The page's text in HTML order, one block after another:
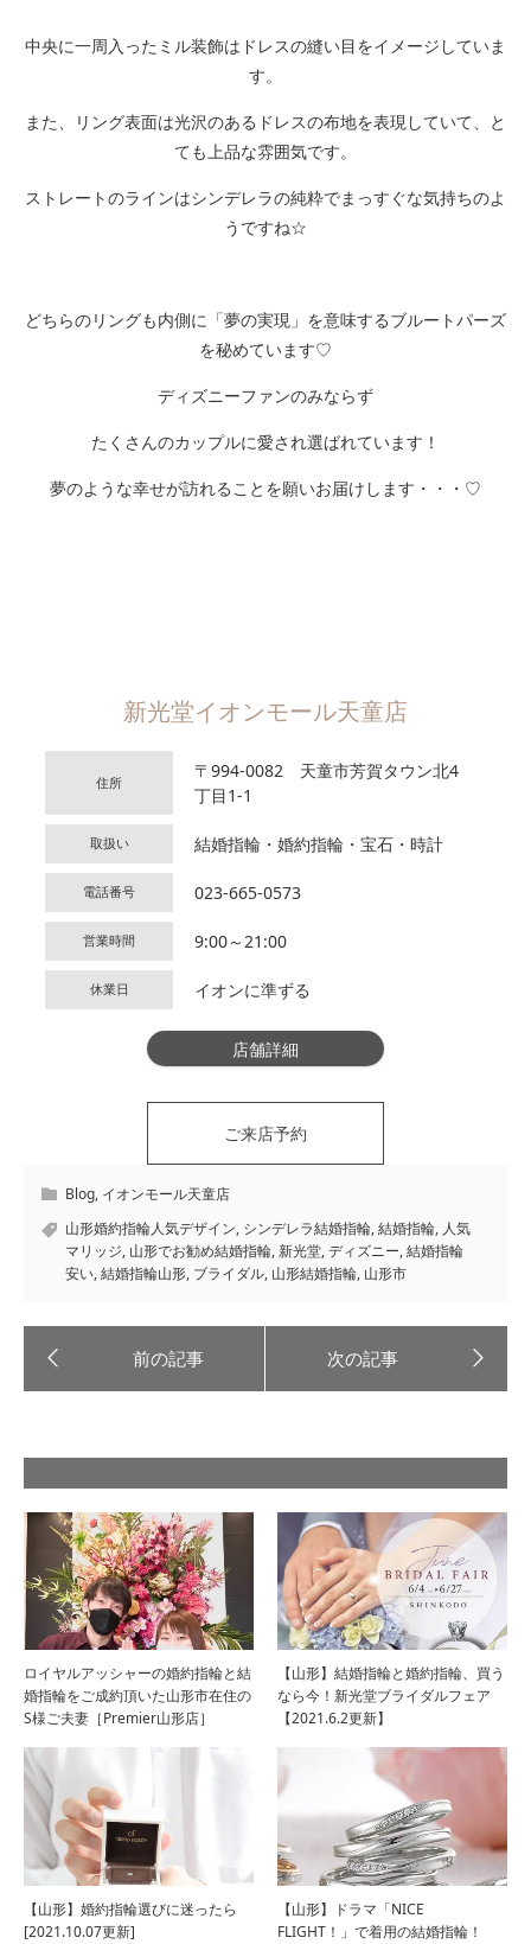
中央に一周入ったミル装飾はドレスの縫い目をイメージしていま
す。
また、リング表面は光沢のあるドレスの布地を表現していて、と
ても上品な雰囲気です。
ストレートのラインはシンデレラの純粋でまっすぐな気持ちのよ
うですね☆
どちらのリングも内側に「夢の実現」を意味するブルートパーズ
を秘めています♡
ディズニーファンのみならず
たくさんのカップルに愛され選ばれています！
夢のような幸せが訪れることを願いお届けします・・・♡
新光堂イオンモール天童店
住所
〒994-0082 天童市芳賀タウン北4
丁目1-1
取扱い 結婚指輪・婚約指輪・宝石・時計
電話番号 023-665-0573
営業時間 9:00～21:00
休業日 イオンに準ずる
店舗詳細
ご来店予約
Blog, イオンモール天童店
山形婚約指輪人気デザイン, シンデレラ結婚指輪,結婚指輪, 人気
マリッジ, 山形でお勧め結婚指輪,新光堂,ディズニー,結婚指輪
安い,結婚指輪山形, ブライダル, 山形結婚指輪, 山形市
ロイヤルアッシャーの婚約指輪と結
婚指輪をご成約頂いた山形市在住の
S様ご夫妻［Premier山形店］
【山形】結婚指輪と婚約指輪、買う
なら今！新光堂ブライダルフェア
【2021.6.2更新】
【山形】婚約指輪選びに迷ったら
[2021.10.07更新]
【山形】ドラマ「NICE
FLIGHT！」で着用の結婚指輪！